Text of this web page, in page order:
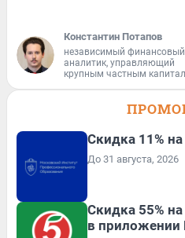
Константин Потапов
независимый финансовый
аналитик, управляющий
крупным частным
Скидка 11%
До 31 августа, 2026
Скидка 55%
в приложении